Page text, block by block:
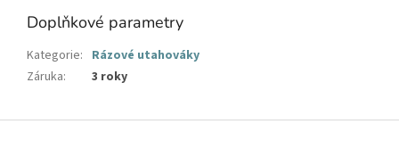
Doplňkové parametry
Kategorie: Rázové utahováky
Záruka: 3 roky
Z